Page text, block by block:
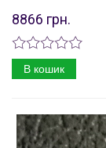
8866 грн.
В кошик